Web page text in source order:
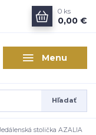
Menu
Hľadať
0 ks
0,00 €
stolička AZALIA